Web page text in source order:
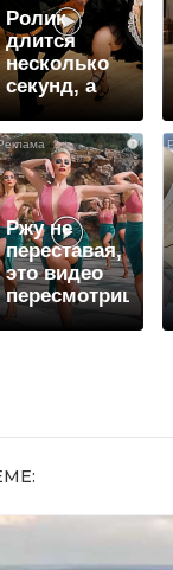
Ролик
длится
несколько
секунд, а
смеяться
вы будете
долго
i
Ржу не
переставая,
это видео
пересмотришь
не раз